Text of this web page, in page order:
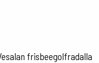
frisbeegolfradalla